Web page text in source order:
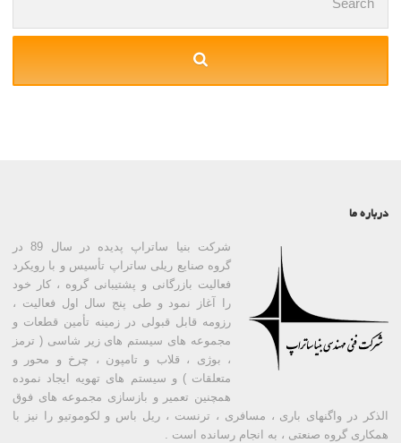
for:
درباره ما
شرکت بنیا ساتراپ پدیده در سال 89 در
گروه صنایع ریلی ساتراپ تأسیس و با رویکرد
فعالیت بازرگانی و پشتیبانی گروه ، کار خود
را آغاز نمود و طی پنج سال اول فعالیت ،
رزومه قابل قبولی در زمینه تأمین قطعات و
مجموعه های سیستم های زیر شاسی ( ترمز
، بوژی ، قلاب و تامپون ، چرخ و محور و
متعلقات ) و سیستم های تهویه ایجاد نموده
همچنین تعمیر و بازسازی مجموعه های فوق
الذکر در واگنهای باری ، مسافری ، ترنست ، ریل باس و لکوموتیو را نیز با
همکاری گروه صنعتی ، به انجام رسانده است .